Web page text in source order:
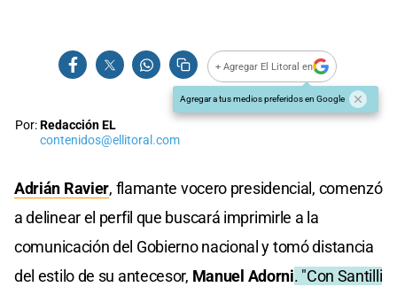
+ Agregar El Litoral en
Agregar a tus medios preferidos en Google
Por:Redacción EL
contenidos@ellitoral.com
Adrián Ravier, flamante vocero presidencial, comenzó
a delinear el perfil que buscará imprimirle a la
comunicación del Gobierno nacional y tomó distancia
del estilo de su antecesor, Manuel Adorni. "Con Santilli